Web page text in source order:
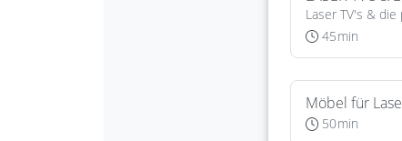
Erhalten Sie exklusive Angebote, News und
Updates direkt in Ihr Postfach. Kostenlos und